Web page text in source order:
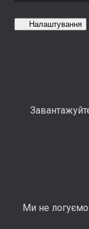
Налаштування
Ми не логуємо